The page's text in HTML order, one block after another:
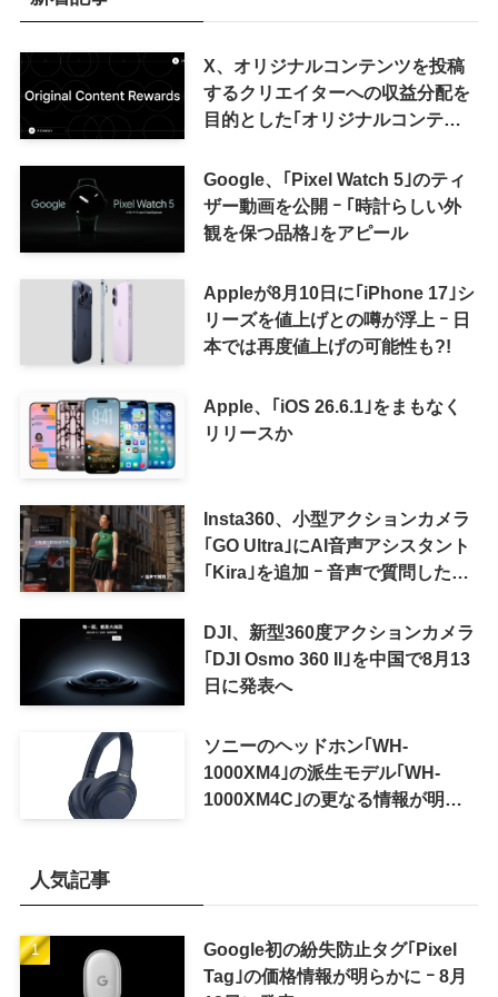
X、オリジナルコンテンツを投稿
するクリエイターへの収益分配を
目的とした｢オリジナルコンテン
来の｢収益分配｣は廃止
Google、｢Pixel Watch 5｣のティ
ザー動画を公開 ｰ ｢時計らしい外
観を保つ品格｣をアピール
Appleが8月10日に｢iPhone 17｣シ
リーズを値上げとの噂が浮上 ｰ 日
本では再度値上げの可能性も?!
Apple、｢iOS 26.6.1｣をまもなく
リリースか
Insta360、小型アクションカメラ
｢GO Ultra｣にAI音声アシスタント
｢Kira｣を追加 ｰ 音声で質問した
可能に
DJI、新型360度アクションカメラ
｢DJI Osmo 360 II｣を中国で8月13
日に発表へ
ソニーのヘッドホン｢WH-
1000XM4｣の派生モデル｢WH-
1000XM4C｣の更なる情報が明ら
人気記事
Google初の紛失防止タグ｢Pixel
Tag｣の価格情報が明らかに ｰ 8月